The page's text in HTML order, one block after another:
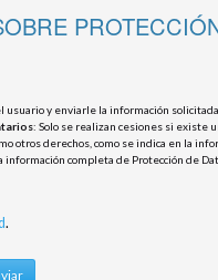
usuario y enviarle la información
: Solo se realizan cesiones si existe
otros derechos, como se indica en la
información completa de Protección de
.